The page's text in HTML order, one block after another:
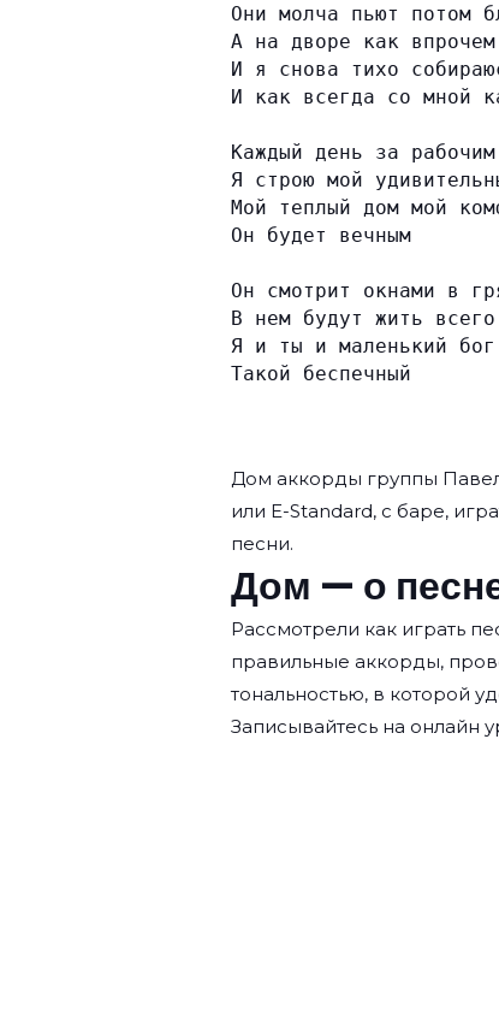
Они молча пьют потом
А на дворе как
И я снова тихо
И как всегда со мной
Каждый день за
Я строю мой
Мой теплый дом мой
Он будет вечным
Он смотрит окнами в
В нем будут жить
Я и ты и маленький бог
Такой беспечный
Дом аккорды группы
или E-Standard, с баре,
песни.
Дом — о
Рассмотрели как играть
правильные аккорды,
тональностью, в которой
Записывайтесь на онлайн